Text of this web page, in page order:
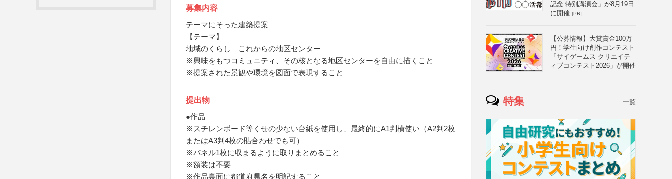
募集内容
テーマにそった建築提案
【テーマ】
地域のくらし―これからの地区センター
※興味をもつコミュニティ、その核となる地区センターを自由に描くこと
※提案された景観や環境を図面で表現すること
提出物
●作品
※スチレンボード等くせの少ない台紙を使用し、最終的にA1判横使い（A2判2枚
またはA3判4枚の貼合わせでも可）
※パネル1枚に収まるように取りまとめること
※額装は不要
※作品裏面に都道府県名を明記すること
記念 特別講演会」が8月19日
に開催 [PR]
【公募情報】大賞賞金100万
円！学生向け創作コンテスト
「サイゲームス クリエイテ
ィブコンテスト2026」が開催
特集 一覧